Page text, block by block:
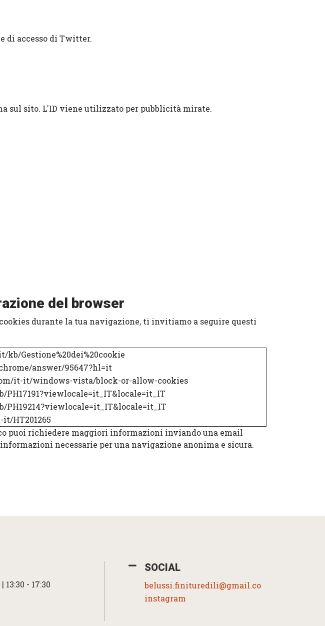
di accesso di Twitter.
sul sito. L'ID viene utilizzato per pubblicità mirate.
del browser
durante la tua navigazione, ti invitiamo a seguire questi
Gestione%20dei%20cookie
answer/95647?hl=it
it-it/windows-vista/block-or-allow-cookies
PH17191?viewlocale=it_IT&locale=it_IT
PH19214?viewlocale=it_IT&locale=it_IT
HT201265
puoi richiedere maggiori informazioni inviando una email
necessarie per una navigazione anonima e sicura.
13:30 - 17:30
SOCIAL
belussi.finituredili@gmail.com
instagram